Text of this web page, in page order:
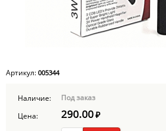
Артикул: 005344
Наличие:
Под заказ
Цена:
290.00₽